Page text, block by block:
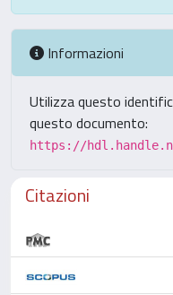
Informazioni
Utilizza questo
questo documento:
https://
Citazioni